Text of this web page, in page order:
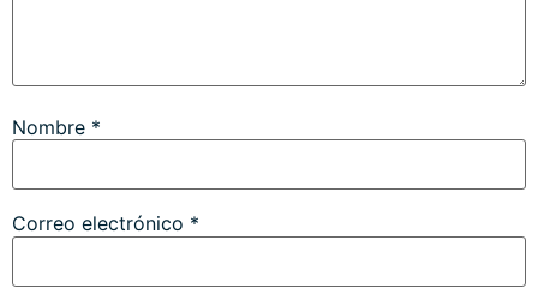
Nombre *
Correo electrónico *